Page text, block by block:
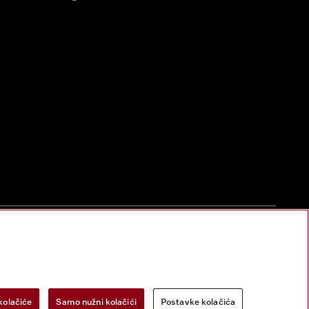
Samo nužni kolačići Postavke kolačića